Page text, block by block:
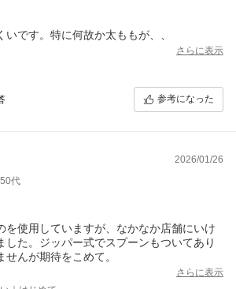
です。特に何故か太ももが、、
さらに表示
参考になった
2026/01/26
50代
を使用していますが、なかなか店舗にいけ
した。ジッパー式でスプーンもついてあり
んが期待をこめて。
さらに表示